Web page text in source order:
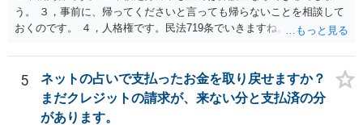
う。 ３，事前に、帰ってくださいと言っても帰らないことを相談して
おくのです。 ４，人格権です。民法719条でいきますね。 これでおわ
5
ネットの占いで支払ったお金を取り戻せますか？
まだクレジットの請求が、来ない分と支払済の分
があります。